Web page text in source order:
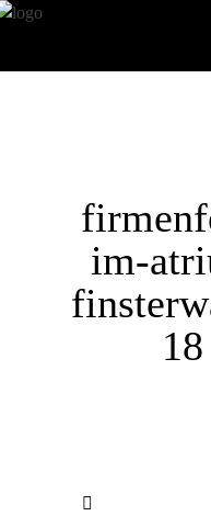
im-
18